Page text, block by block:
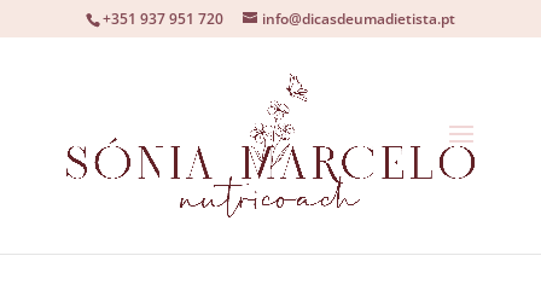
+351 937 951 720 info@dicasdeumadietista.pt